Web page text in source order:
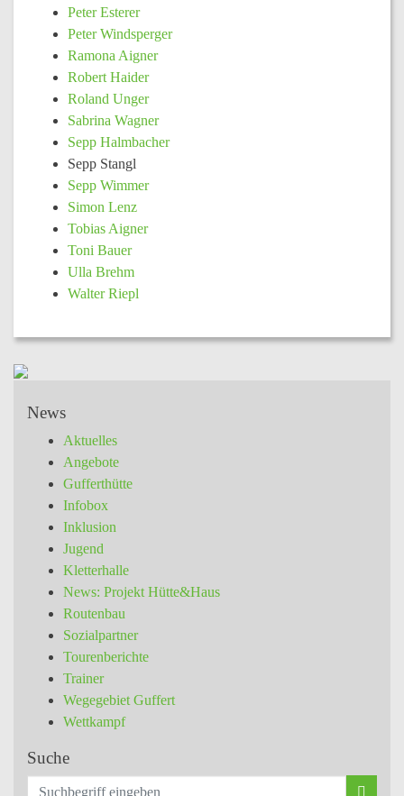
Peter Esterer
Peter Windsperger
Ramona Aigner
Robert Haider
Roland Unger
Sabrina Wagner
Sepp Halmbacher
Sepp Stangl
Sepp Wimmer
Simon Lenz
Tobias Aigner
Toni Bauer
Ulla Brehm
Walter Riepl
News
Aktuelles
Angebote
Gufferthütte
Infobox
Inklusion
Jugend
Kletterhalle
News: Projekt Hütte&Haus
Routenbau
Sozialpartner
Tourenberichte
Trainer
Wegegebiet Guffert
Wettkampf
Suche